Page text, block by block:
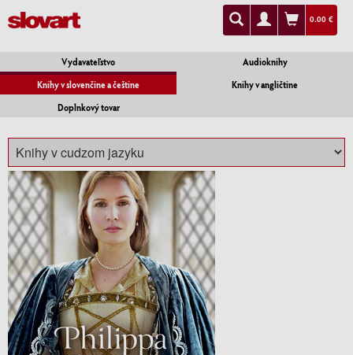
0.00 €
Vydavateľstvo
Audioknihy
Knihy v slovenčine a češtine
Knihy v angličtine
Doplnkový tovar